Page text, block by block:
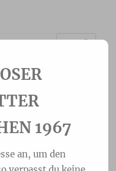
1967
an, um den